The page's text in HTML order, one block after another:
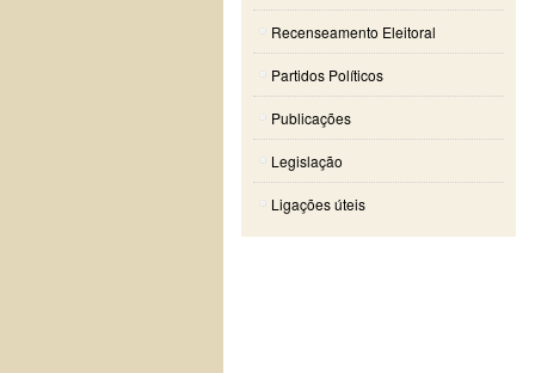
Recenseamento Eleitoral
Partidos Políticos
Publicações
Legislação
Ligações úteis